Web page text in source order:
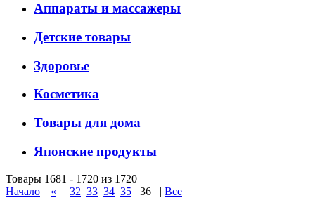
Аппараты и массажеры
Детские товары
Здоровье
Косметика
Товары для дома
Японские продукты
Товары 1681 - 1720 из 1720
Начало | « | 32 33 34 35 36 | Все